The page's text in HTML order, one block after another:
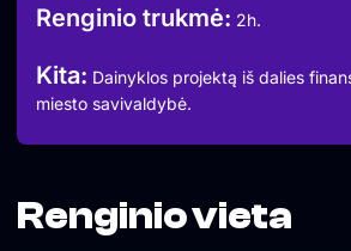
Renginio trukmė: 2h.
Kita: Dainyklos projektą iš dalies
miesto savivaldybė.
Renginio vieta